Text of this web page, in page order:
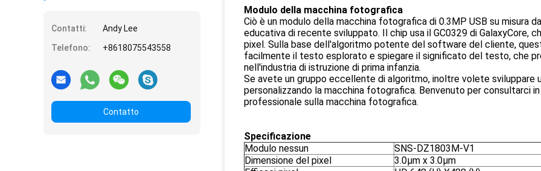
Contatti:
Andy Lee
Telefono:
+8618075543558
Contatto
Modulo della macchina fotografica
Ciò è un modulo della macchina fotografica di 0.3MP USB su misura
educativa di recente sviluppato. Il chip usa il GC0329 di GalaxyCore,
pixel. Sulla base dell'algoritmo potente del software del cliente,
facilmente il testo esplorato e spiegare il significato del testo, che
nell'industria di istruzione di prima infanzia.
Se avete un gruppo eccellente di algoritmo, inoltre volete sviluppare
personalizzando la macchina fotografica. Benvenuto per consultarci
professionale sulla macchina fotografica.
Specificazione
Modulo nessun
SNS-DZ1803M-V1
Dimensione del pixel
3.0μm x 3.0μm